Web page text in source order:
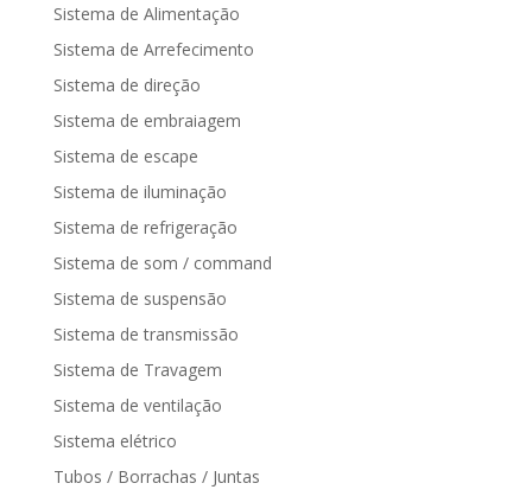
Sistema de Alimentação
Sistema de Arrefecimento
Sistema de direção
Sistema de embraiagem
Sistema de escape
Sistema de iluminação
Sistema de refrigeração
Sistema de som / command
Sistema de suspensão
Sistema de transmissão
Sistema de Travagem
Sistema de ventilação
Sistema elétrico
Tubos / Borrachas / Juntas